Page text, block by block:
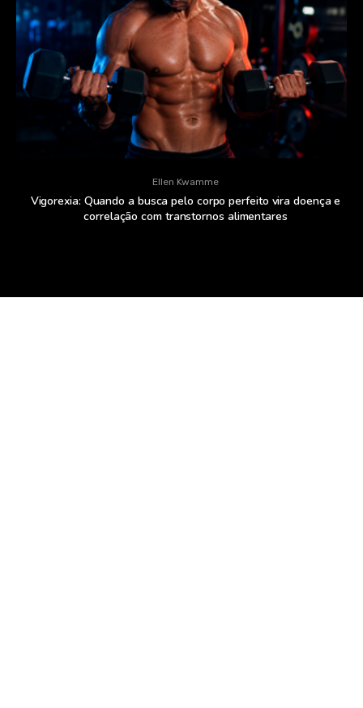
Ellen Kwamme
Vigorexia: Quando a busca pelo corpo perfeito vira doença e
correlação com transtornos alimentares